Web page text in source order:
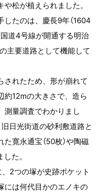
松が植えられました。
たのは、慶長9年（1604
道4号線が開通する明治
主要道路として機能して
れたため、形が崩れて
約12mの大きさで、造ら
測量調査でわかりまし
日光街道の砂利敷道路と
寛永通宝（50枚）や陶磁
た。
2つの塚が史跡ポケット
には何代目かのエノキの